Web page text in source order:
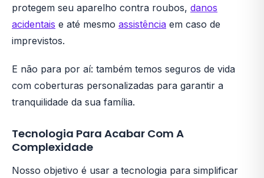
protegem seu aparelho contra roubos, danos
acidentais e até mesmo assistência em caso de
imprevistos.
E não para por aí: também temos seguros de vida
com coberturas personalizadas para garantir a
tranquilidade da sua família.
Tecnologia Para Acabar Com A
Complexidade
Nosso objetivo é usar a tecnologia para simplificar